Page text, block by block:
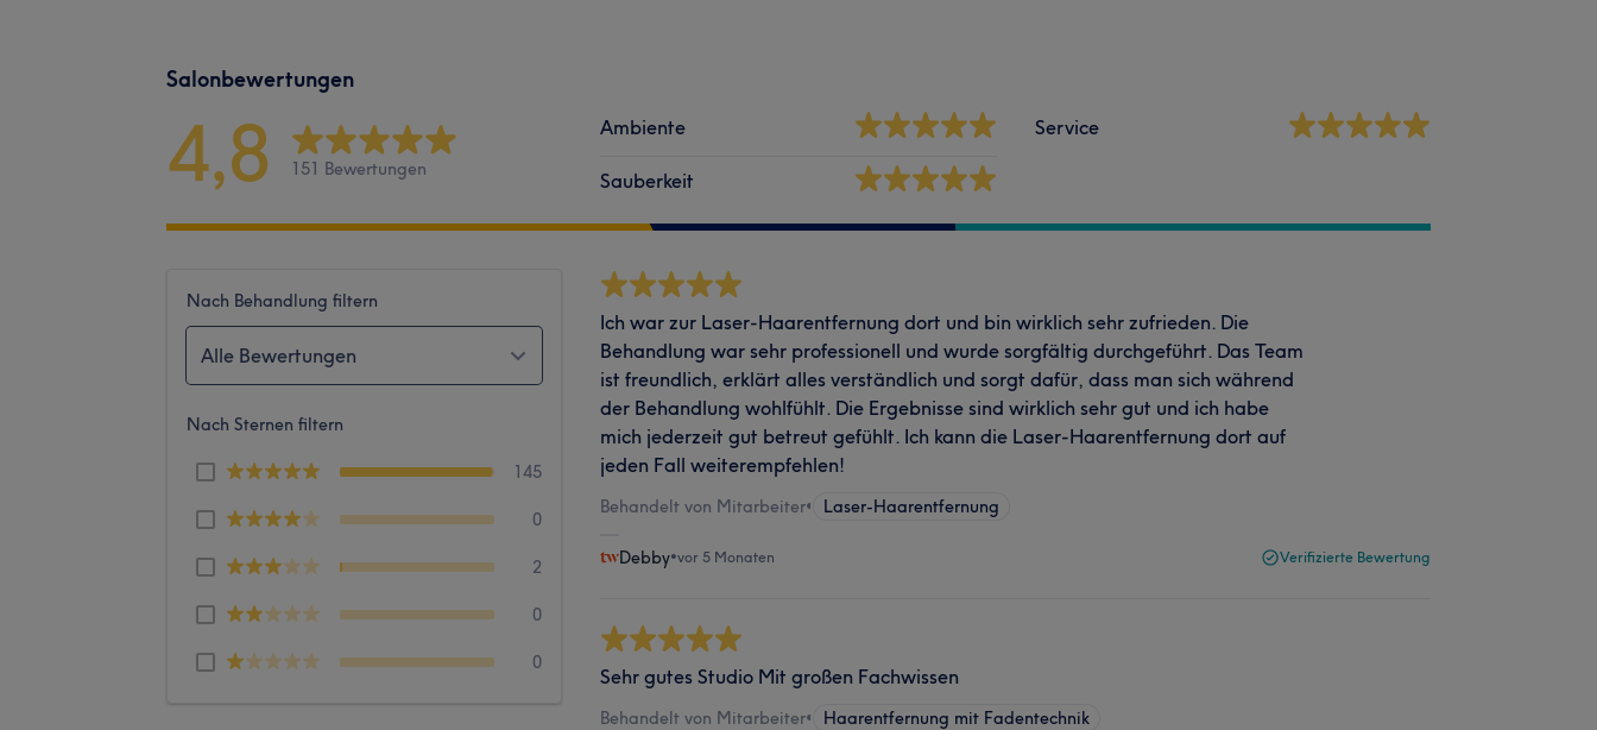
Salonbewertungen
4,8 151 Bewertungen
Ambiente
Sauberkeit
Service
Nach Behandlung filtern
Alle Bewertungen
Nach Sternen filtern
145
0
2
0
0
Ich war zur Laser-Haarentfernung dort und bin wirklich sehr zufrieden. Die
Behandlung war sehr professionell und wurde sorgfältig durchgeführt. Das Team
ist freundlich, erklärt alles verständlich und sorgt dafür, dass man sich während
der Behandlung wohlfühlt. Die Ergebnisse sind wirklich sehr gut und ich habe
mich jederzeit gut betreut gefühlt. Ich kann die Laser-Haarentfernung dort auf
jeden Fall weiterempfehlen!
Behandelt von Mitarbeiter• Laser-Haarentfernung
Debby•vor 5 Monaten Verifizierte Bewertung
Sehr gutes Studio Mit großen Fachwissen
Behandelt von Mitarbeiter• Haarentfernung mit Fadentechnik